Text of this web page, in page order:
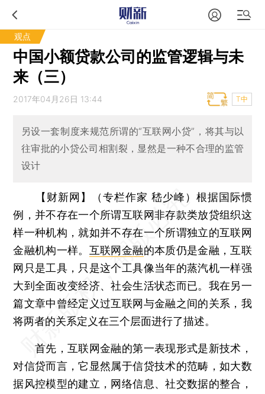
观点
中国小额贷款公司的监管逻辑与未
来（三）
2017年04月26日 13:44 T中
另设一套制度来规范所谓的“互联网小贷”，将其与以
往审批的小贷公司相割裂，显然是一种不合理的监管
设计
【财新网】（专栏作家 嵇少峰） 根据国际惯
例，并不存在一个所谓互联网非存款类放贷组织这
样一种机构，就如并不存在一个所谓独立的互联网
金融机构一样。 互联网金融的本质仍是金融，互联
网只是工具，只是这个工具像当年的蒸汽机一样强
大到全面改变经济、社会生活状态而已。我在另一
篇文章中曾经定义过互联网与金融之间的关系，我
将两者的关系定义在三个层面进行了描述。
首先，互联网金融的第一表现形式是新技术，
对信贷而言，它显然属于信贷技术的范畴，如大数
据风控模型的建立，网络信息、社交数据的整合，